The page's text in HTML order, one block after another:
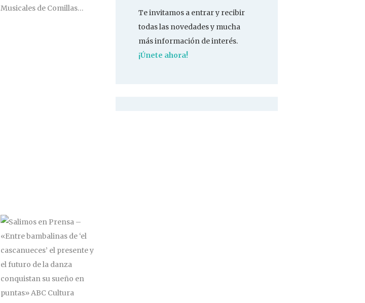
Musicales de Comillas…
Te invitamos a entrar y recibir
todas las novedades y mucha
más información de interés.
¡Únete ahora!